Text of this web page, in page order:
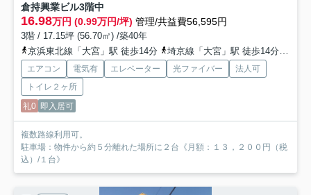
倉持興業ビル3階中
16.98万円 (0.99万円/坪) 管理/共益費56,595円
3階 / 17.15坪 (56.70㎡) /築40年
京浜東北線「大宮」駅 徒歩14分
埼京線「大宮」駅 徒歩14分
エアコン 電気有 エレベーター 光ファイバー
法人可
トイレ２ヶ所
礼0 即入居可
複数路線利用可。
駐車場：物件から約５分離れた場所に２台《月額：１３，２００円（税
込）/１台》